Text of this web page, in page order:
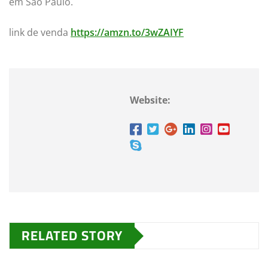
link de venda https://amzn.to/3wZAIYF
Website:
RELATED STORY